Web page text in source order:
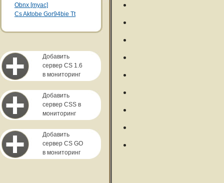
Obnx [myac]
Cs Aktobe Gor94bie Tt
Добавить
сервер CS 1.6
в мониторинг
Добавить
сервер CSS в
мониторинг
Добавить
сервер CS GO
в мониторинг